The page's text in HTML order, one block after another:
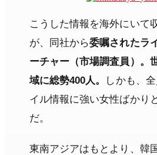
こうした情報を海外にいて
が、同社から委嘱されたラ
ーチャー（市場調査員）。
域に総勢400人。
しかも、
イル情報に強い女性ばかり
だ。
東南アジアはもとより、韓